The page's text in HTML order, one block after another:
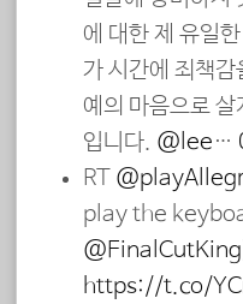
에 대한 제 유일
가 시간에 죄책
예의 마음으로
입니다. @lee…
RT
play the
@FinalCutKing
https://t.co/